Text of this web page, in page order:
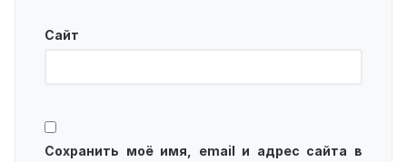
Сайт
Сохранить моё имя, email и адрес сайта в